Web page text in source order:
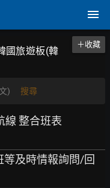
國旅遊板(韓
＋收藏
) 搜尋
線 整合班表
及時情報詢問/回